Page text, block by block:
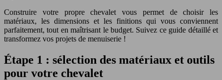
Construire votre propre chevalet vous permet de choisir les
matériaux, les dimensions et les finitions qui vous conviennent
parfaitement, tout en maîtrisant le budget. Suivez ce guide détaillé et
transformez vos projets de menuiserie !
Étape 1 : sélection des matériaux et outils
pour votre chevalet